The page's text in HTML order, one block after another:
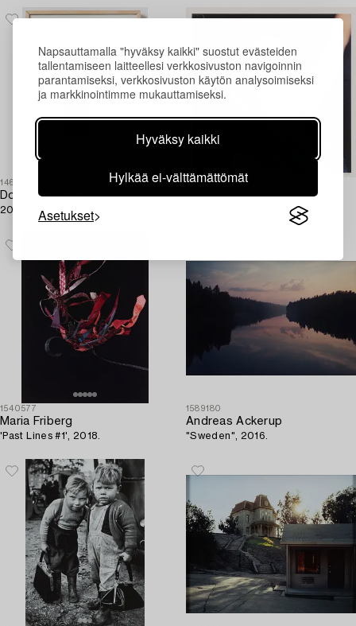
Napsauttamalla "hyväksy kaikki" suostut evästeiden
tallentamiseen laitteellesi verkkosivuston navigoinnin
parantamiseksi, verkkosivuston käytön analysoimiseksi
ja markkinointimme mukauttamiseksi.
Hyväksy kaikki
Hylkää ei-välttämättömät
Asetukset
1465453
Double Elvis Edition Portfolio,
2012.
1588778
Maripol
”Madonna, Everybody, 1983”.
1540577
Maria Friberg
'Past Lines #1', 2018.
1589180
Andreas Ackerup
"Sweden", 2016.